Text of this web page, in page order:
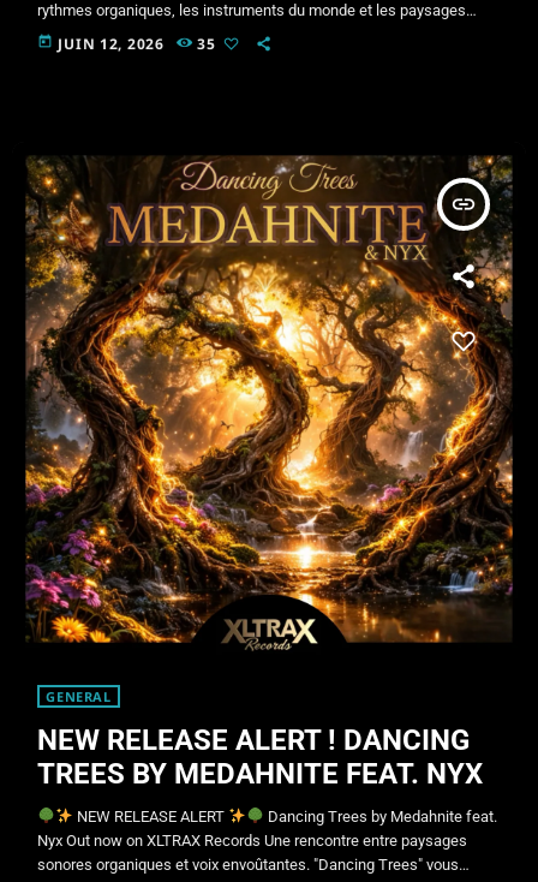
rythmes organiques, les instruments du monde et les paysages
sonores électroniques pour créer des voyages sonores profonds et
transformateurs. Inspiré par la nature, les traditions ancestrales et
today JUIN 12, 2026 35
insert_link
GENERAL
NEW RELEASE ALERT ! DANCING
TREES BY MEDAHNITE FEAT. NYX
NEW RELEASE ALERT
Dancing Trees by Medahnite feat.
Nyx Out now on XLTRAX Records Une rencontre entre paysages
sonores organiques et voix envoûtantes. "Dancing Trees" vous